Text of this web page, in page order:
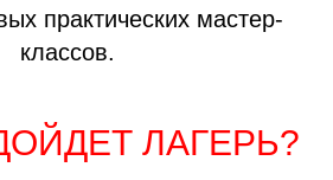
практических мастер-
классов.
ЛАГЕРЬ?